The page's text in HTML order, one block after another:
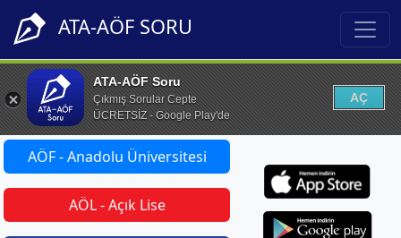
ATA-AÖF SORU
ATA-AÖF Soru
Çıkmış Sorular Cepte
ÜCRETSİZ - Google Play'de
AÇ
AÖF - Anadolu Üniversitesi
AÖL - Açık Lise